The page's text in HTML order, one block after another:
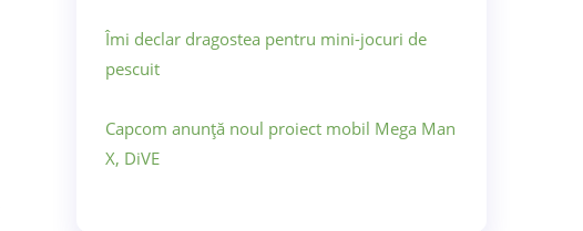
Îmi declar dragostea pentru mini-jocuri de
pescuit
Capcom anunță noul proiect mobil Mega Man
X, DiVE